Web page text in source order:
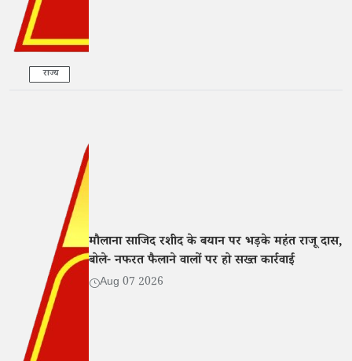
राज्य
मौलाना साजिद रशीद के बयान पर भड़के महंत राजू दास,
बोले- नफरत फैलाने वालों पर हो सख्त कार्रवाई
Aug 07 2026